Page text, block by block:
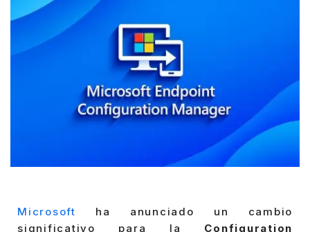
Microsoft ha anunciado un cambio
significativo para la Configuration